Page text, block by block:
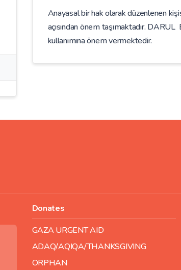
Anayasal bir hak olarak düzenlenen
açısından önem taşımaktadır.
kullanımına önem vermektedir.
Donates
GAZA URGENT AID
ADAQ/AQIQA/THANKSGIVING
ORPHAN